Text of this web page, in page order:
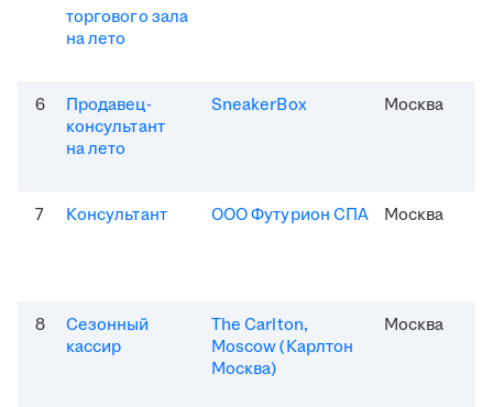
торгового зала
на лето
6
Продавец-
консультант
на лето
SneakerBox Москва
7 Консультант ООО Футурион СПА Москва
8
Сезонный
кассир
The Carlton,
Moscow (Карлтон
Москва)
Москва